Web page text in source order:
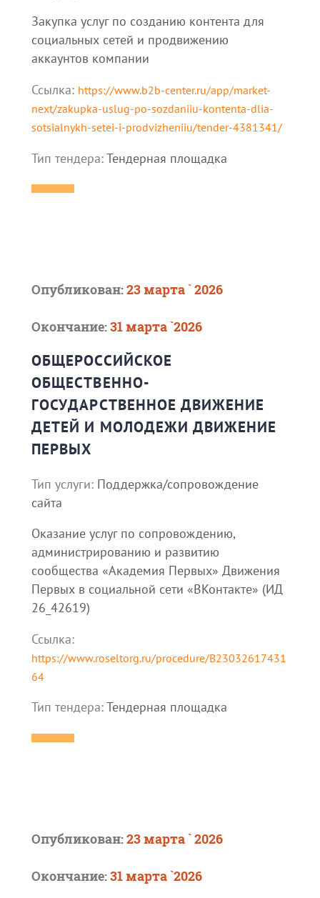
Закупка услуг по созданию контента для
социальных сетей и продвижению
аккаунтов компании
Ссылка: https://www.b2b-center.ru/app/market-
next/zakupka-uslug-po-sozdaniiu-kontenta-dlia-
sotsialnykh-setei-i-prodvizheniiu/tender-4381341/
Тип тендера:Тендерная площадка
Опубликован:23 марта ` 2026
Окончание:31 марта `2026
ОБЩЕРОССИЙСКОЕ
ОБЩЕСТВЕННО-
ГОСУДАРСТВЕННОЕ ДВИЖЕНИЕ
ДЕТЕЙ И МОЛОДЕЖИ ДВИЖЕНИЕ
ПЕРВЫХ
Тип услуги: Поддержка/сопровождение
сайта
Оказание услуг по сопровождению,
администрированию и развитию
сообщества «Академия Первых» Движения
Первых в социальной сети «ВКонтакте» (ИД
26_42619)
Ссылка:
https://www.roseltorg.ru/procedure/B23032617431
64
Тип тендера:Тендерная площадка
Опубликован:23 марта ` 2026
Окончание:31 марта `2026